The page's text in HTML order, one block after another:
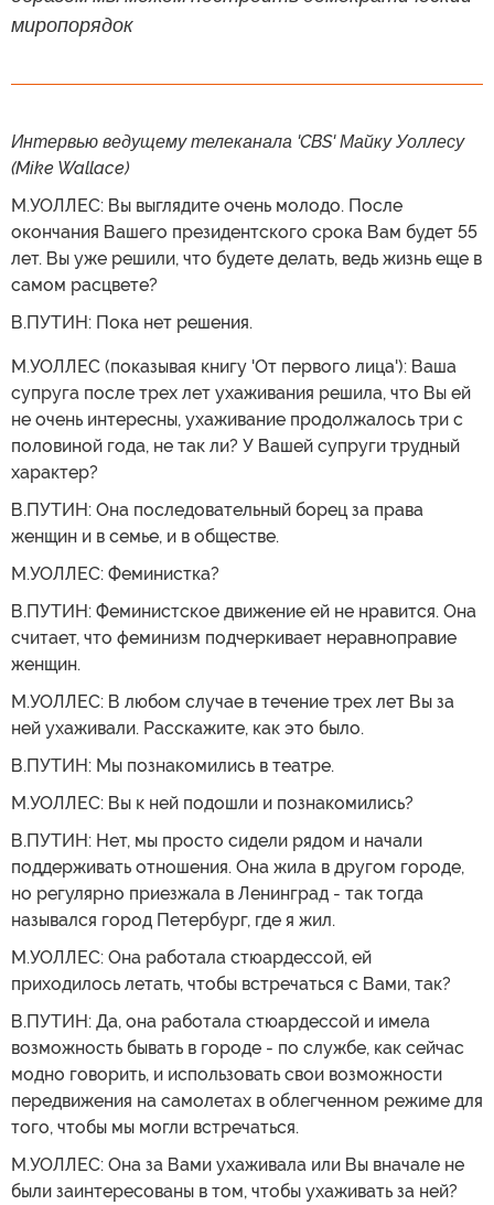
миропорядок
Интервью ведущему телеканала 'CBS' Майку Уоллесу
(Mike Wallace)
М.УОЛЛЕС: Вы выглядите очень молодо. После
окончания Вашего президентского срока Вам будет 55
лет. Вы уже решили, что будете делать, ведь жизнь еще в
самом расцвете?
В.ПУТИН: Пока нет решения.
М.УОЛЛЕС (показывая книгу 'От первого лица'): Ваша
супруга после трех лет ухаживания решила, что Вы ей
не очень интересны, ухаживание продолжалось три с
половиной года, не так ли? У Вашей супруги трудный
характер?
В.ПУТИН: Она последовательный борец за права
женщин и в семье, и в обществе.
М.УОЛЛЕС: Феминистка?
В.ПУТИН: Феминистское движение ей не нравится. Она
считает, что феминизм подчеркивает неравноправие
женщин.
М.УОЛЛЕС: В любом случае в течение трех лет Вы за
ней ухаживали. Расскажите, как это было.
В.ПУТИН: Мы познакомились в театре.
М.УОЛЛЕС: Вы к ней подошли и познакомились?
В.ПУТИН: Нет, мы просто сидели рядом и начали
поддерживать отношения. Она жила в другом городе,
но регулярно приезжала в Ленинград - так тогда
назывался город Петербург, где я жил.
М.УОЛЛЕС: Она работала стюардессой, ей
приходилось летать, чтобы встречаться с Вами, так?
В.ПУТИН: Да, она работала стюардессой и имела
возможность бывать в городе - по службе, как сейчас
модно говорить, и использовать свои возможности
передвижения на самолетах в облегченном режиме для
того, чтобы мы могли встречаться.
М.УОЛЛЕС: Она за Вами ухаживала или Вы вначале не
были заинтересованы в том, чтобы ухаживать за ней?